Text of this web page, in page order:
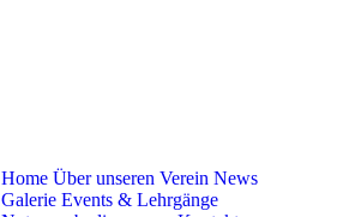
Home Über unseren Verein News
Galerie Events & Lehrgänge